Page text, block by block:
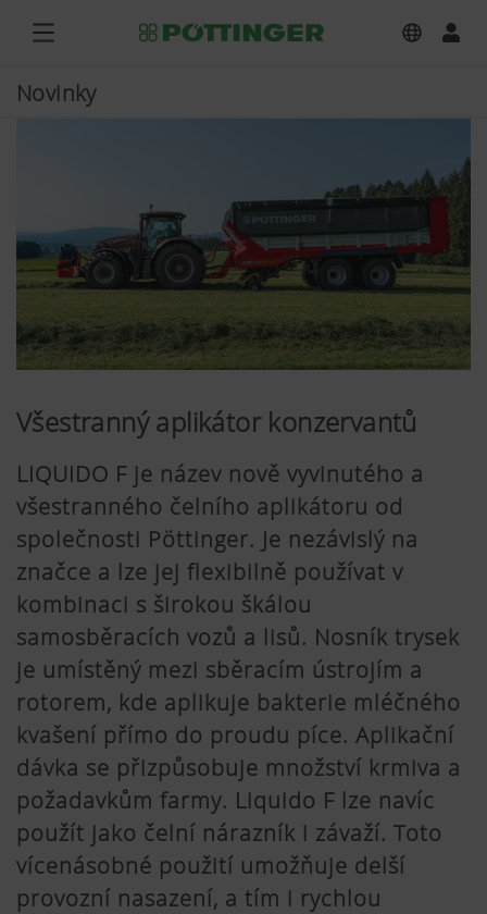
Novinky
Všestranný aplikátor konzervantů
LIQUIDO F je název nově vyvinutého a
všestranného čelního aplikátoru od
společnosti Pöttinger. Je nezávislý na
značce a lze jej flexibilně používat v
kombinaci s širokou škálou
samosběracích vozů a lisů. Nosník trysek
je umístěný mezi sběracím ústrojím a
rotorem, kde aplikuje bakterie mléčného
kvašení přímo do proudu píce. Aplikační
dávka se přizpůsobuje množství krmiva a
požadavkům farmy. Liquido F lze navíc
použít jako čelní nárazník i závaží. Toto
vícenásobné použití umožňuje delší
provozní nasazení, a tím i rychlou